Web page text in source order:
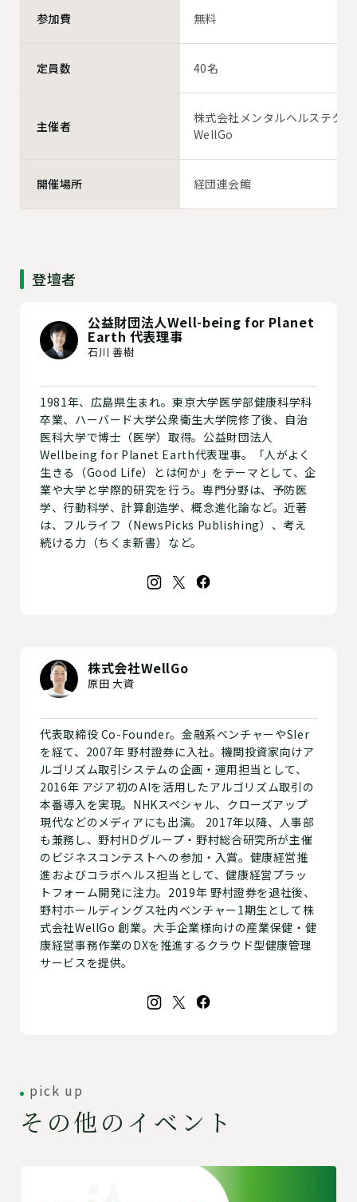
参加費 無料
定員数 40名
主催者
株式会社メンタルヘルステク
WellGo
開催場所 経団連会館
登壇者
公益財団法人Well-being for Planet
Earth 代表理事
石川 善樹
1981年、広島県生まれ。東京大学医学部健康科学科
卒業、ハーバード大学公衆衛生大学院修了後、自治
医科大学で博士（医学）取得。公益財団法人
Wellbeing for Planet Earth代表理事。「人がよく
生きる（Good Life）とは何か」をテーマとして、企
業や大学と学際的研究を行う。専門分野は、予防医
学、行動科学、計算創造学、概念進化論など。近著
は、フルライフ（NewsPicks Publishing）、考え
続ける力（ちくま新書）など。
株式会社WellGo
原田 大資
代表取締役 Co-Founder。金融系ベンチャーやSIer
を経て、2007年 野村證券に入社。機関投資家向けア
ルゴリズム取引システムの企画・運用担当として、
2016年 アジア初のAIを活用したアルゴリズム取引の
本番導入を実現。NHKスペシャル、クローズアップ
現代などのメディアにも出演。 2017年以降、人事部
も兼務し、野村HDグループ・野村総合研究所が主催
のビジネスコンテストへの参加・入賞。健康経営推
進およびコラボヘルス担当として、健康経営プラッ
トフォーム開発に注力。2019年 野村證券を退社後、
野村ホールディングス社内ベンチャー1期生として株
式会社WellGo 創業。大手企業様向けの産業保健・健
康経営事務作業のDXを推進するクラウド型健康管理
サービスを提供。
pick up
その他のイベント